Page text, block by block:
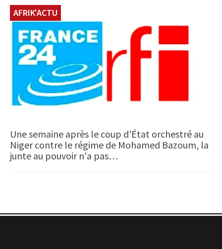
AFRIK'ACTU
Une semaine après le coup d’État orchestré au
Niger contre le régime de Mohamed Bazoum, la
junte au pouvoir n'a pas…